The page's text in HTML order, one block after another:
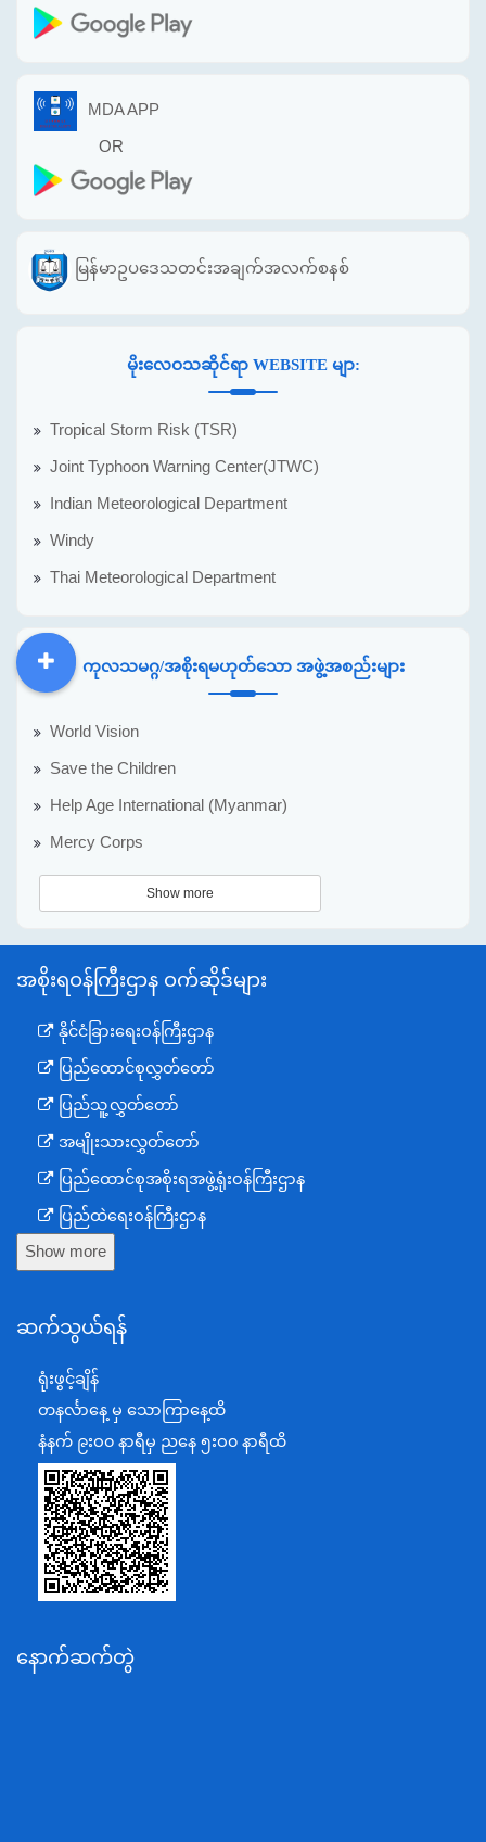
MDA APP
OR
မြန်မာဥပဒေသတင်းအချက်အလက်စနစ်
မိုးလေဝသဆိုင်ရာ WEBSITE မျာ:
Tropical Storm Risk (TSR)
Joint Typhoon Warning Center(JTWC)
Indian Meteorological Department
Windy
Thai Meteorological Department
ကုလသမဂ္ဂ/အစိုးရမဟုတ်သော အဖွဲ့အစည်းများ
World Vision
Save the Children
Help Age International (Myanmar)
Mercy Corps
Show more
အစိုးရဝန်ကြီးဌာန ဝက်ဆိုဒ်များ
နိုင်ငံခြားရေးဝန်ကြီးဌာန
ပြည်ထောင်စုလွှတ်တော်
ပြည်သူ့လွှတ်တော်
အမျိုးသားလွှတ်တော်
ပြည်ထောင်စုအစိုးရအဖွဲ့ရုံးဝန်ကြီးဌာန
ပြည်ထဲရေးဝန်ကြီးဌာန
ကာကွယ်ရေးဝန်ကြီးဌာန
စီမံကိန်း၊ဘဏ္ဍာရေးနှင့်စက်မှုဝန်ကြီးဌာန
အပြည်ပြည်ဆိုင်ရာပူးပေါင်းဆောင်ရွက်ရေးဝန်ကြီးဌာန
ပြန်ကြားရေးဝန်ကြီးဌာန
သာသနာရေးနှင့် ယဉ်ကျေးမှုဝန်ကြီးဌာန
စိုက်ပျိုးရေး၊မွေးမြူရေးနှင့်ဆည်မြောင်းဝန်ကြီးဌာန
ပို့ဆောင်ရေးနှင့်ဆက်သွယ်ရေးဝန်ကြီးဌာန
သယံဇာတနှင့်ပတ်ဝန်းကျင်ထိန်းသိမ်းရေးဝန်ကြီးဌာန
အလုပ်သမား၊လူဝင်မှုကြီးကြပ်ရေးနှင့်ပြည်သူ့အင်အား
Show more
ဆက်သွယ်ရန်
ရုံးဖွင့်ချိန်
တနင်္လာနေ့ မှ သောကြာနေ့ထိ
နံနက် ၉းဝ၀ နာရီမှ ညနေ ၅းဝ၀ နာရီထိ
နောက်ဆက်တွဲ